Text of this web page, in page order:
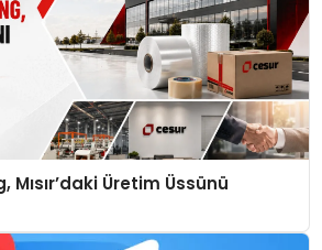
Üretim Üssünü